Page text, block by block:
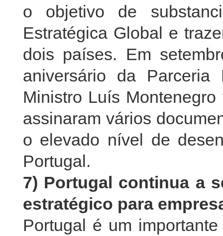
o objetivo de
Estratégica Global e
dois países. Em
aniversário da Parceria
Ministro Luís
assinaram vários
o elevado nível de
Portugal.
7) Portugal continua a
estratégico para
Portugal é um